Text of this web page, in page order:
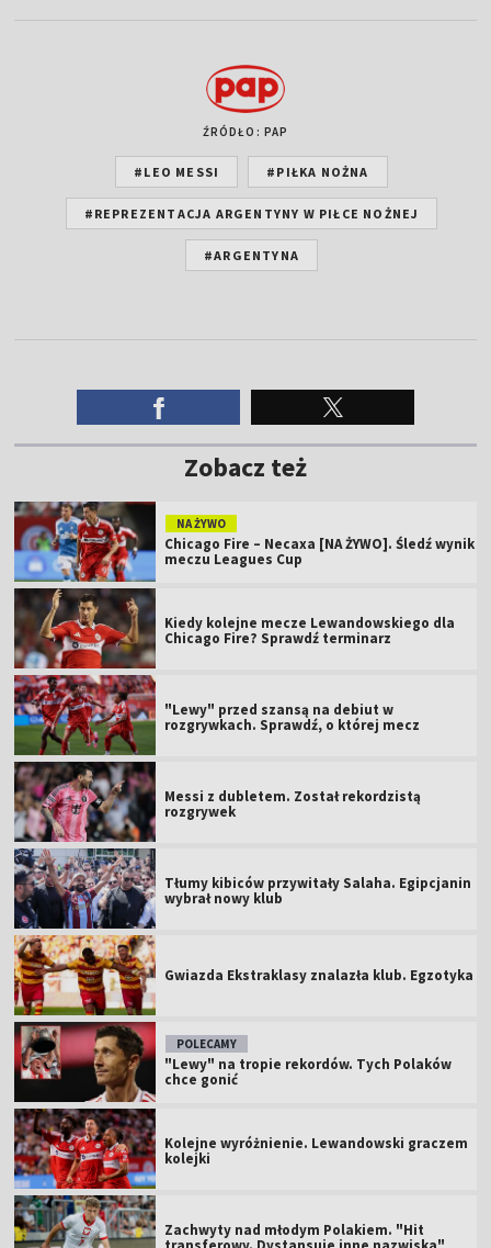
ŹRÓDŁO: PAP
#LEO MESSI #PIŁKA NOŻNA
#REPREZENTACJA ARGENTYNY W PIŁCE NOŻNEJ
#ARGENTYNA
Zobacz też
NA ŻYWO
Chicago Fire – Necaxa [NA ŻYWO]. Śledź wynik
meczu Leagues Cup
Kiedy kolejne mecze Lewandowskiego dla
Chicago Fire? Sprawdź terminarz
"Lewy" przed szansą na debiut w
rozgrywkach. Sprawdź, o której mecz
Messi z dubletem. Został rekordzistą
rozgrywek
Tłumy kibiców przywitały Salaha. Egipcjanin
wybrał nowy klub
Gwiazda Ekstraklasy znalazła klub. Egzotyka
POLECAMY
"Lewy" na tropie rekordów. Tych Polaków
chce gonić
Kolejne wyróżnienie. Lewandowski graczem
kolejki
Zachwyty nad młodym Polakiem. "Hit